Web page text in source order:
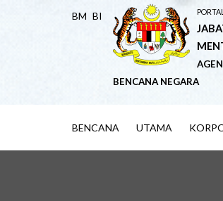
BM BI
BENCANA NEGARA
BENCANA UTAMA